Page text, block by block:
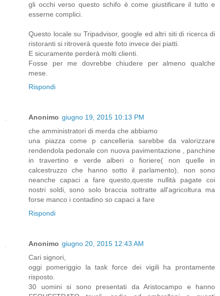
gli occhi verso questo schifo è come giustificare il tutto e
esserne complici.
Questo locale su Tripadvisor, google ed altri siti di ricerca di
ristoranti si ritroverà queste foto invece dei piatti.
E sicuramente perderà molti clienti.
Fosse per me dovrebbe chiudere per almeno qualche
mese.
Rispondi
Anonimo giugno 19, 2015 10:13 PM
che amministratori di merda che abbiamo
una piazza come p cancelleria sarebbe da valorizzare
rendendola pedonale con nuova pavimentazione , panchine
in travertino e verde alberi o fioriere( non quelle in
calcestruzzo che hanno sotto il parlamento), non sono
neanche capaci a fare questo,queste nullità pagate coi
nostri soldi, sono solo braccia sottratte all'agricoltura ma
forse manco i contadino so capaci a fare
Rispondi
Anonimo giugno 20, 2015 12:43 AM
Cari signori,
oggi pomeriggio la task force dei vigili ha prontamente
risposto.
30 uomini si sono presentati da Aristocampo e hanno